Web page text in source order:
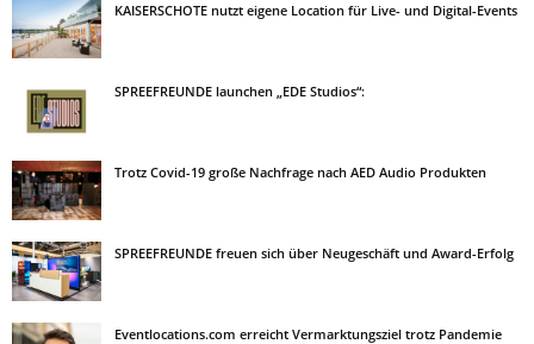
KAISERSCHOTE nutzt eigene Location für Live- und Digital-Events
SPREEFREUNDE launchen „EDE Studios“:
Trotz Covid-19 große Nachfrage nach AED Audio Produkten
SPREEFREUNDE freuen sich über Neugeschäft und Award-Erfolg
Eventlocations.com erreicht Vermarktungsziel trotz Pandemie